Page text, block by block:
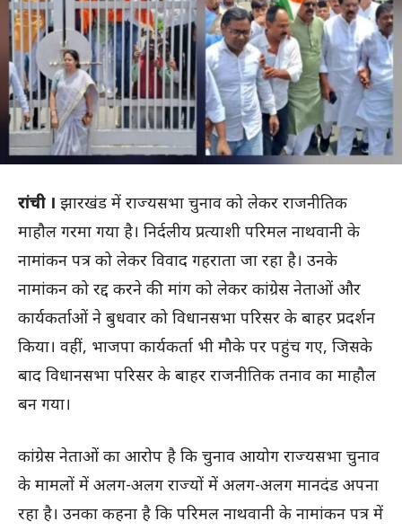
रांची । झारखंड में राज्यसभा चुनाव को लेकर राजनीतिक
माहौल गरमा गया है। निर्दलीय प्रत्याशी परिमल नाथवानी के
नामांकन पत्र को लेकर विवाद गहराता जा रहा है। उनके
नामांकन को रद्द करने की मांग को लेकर कांग्रेस नेताओं और
कार्यकर्ताओं ने बुधवार को विधानसभा परिसर के बाहर प्रदर्शन
किया। वहीं, भाजपा कार्यकर्ता भी मौके पर पहुंच गए, जिसके
बाद विधानसभा परिसर के बाहर राजनीतिक तनाव का माहौल
बन गया।
कांग्रेस नेताओं का आरोप है कि चुनाव आयोग राज्यसभा चुनाव
के मामलों में अलग-अलग राज्यों में अलग-अलग मानदंड अपना
रहा है। उनका कहना है कि परिमल नाथवानी के नामांकन पत्र में